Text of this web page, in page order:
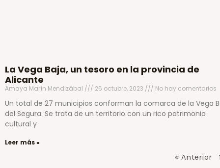
La Vega Baja, un tesoro en la provincia de
Alicante
Amaya Marín Mendizábal 26 octubre, 2023 No hay comentarios
Un total de 27 municipios conforman la comarca de la Vega
del Segura. Se trata de un territorio con un rico patrimonio
cultural y
Leer más »
« Anterior